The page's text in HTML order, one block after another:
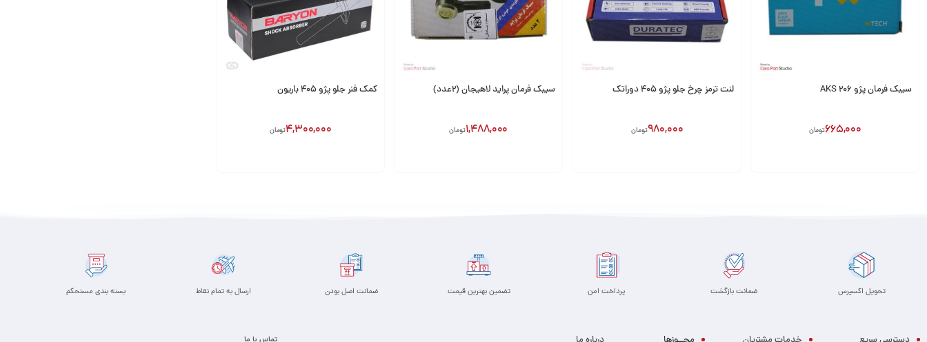
سیبک فرمان پژو 206 AKS
665,000تومان
لنت ترمز چرخ جلو پژو ۴۰۵ دوراتک
980,000تومان
سیبک فرمان پراید لاهیجان (2عدد)
1,488,000تومان
کمک فنر جلو پژو 405 باریون
4,300,000تومان
تحویل اکسپرس ضمانت بازگشت پرداخت امن تضمین بهترین قیمت ضمانت اصل بودن ارسال به تمام نقاط بسته بندی مستحکم
تماس با ما